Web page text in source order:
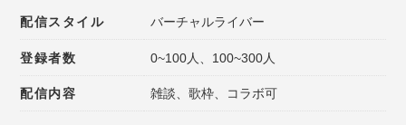
配信スタイル バーチャルライバー
登録者数 0~100人、100~300人
配信内容 雑談、歌枠、コラボ可